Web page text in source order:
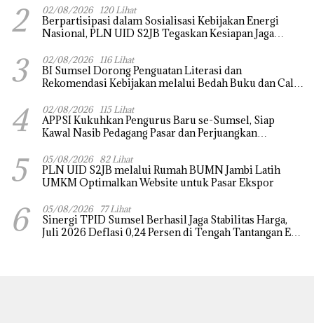
Inflasi
2 02/08/2026 120 Lihat
Berpartisipasi dalam Sosialisasi Kebijakan Energi
Nasional, PLN UID S2JB Tegaskan Kesiapan Jaga
3 02/08/2026 116 Lihat
BI Sumsel Dorong Penguatan Literasi dan
Rekomendasi Kebijakan melalui Bedah Buku dan Call
2026
4 02/08/2026 115 Lihat
APPSI Kukuhkan Pengurus Baru se-Sumsel, Siap
Kawal Nasib Pedagang Pasar dan Perjuangkan
5 05/08/2026 82 Lihat
PLN UID S2JB melalui Rumah BUMN Jambi Latih
UMKM Optimalkan Website untuk Pasar Ekspor
6 05/08/2026 77 Lihat
Sinergi TPID Sumsel Berhasil Jaga Stabilitas Harga,
Juli 2026 Deflasi 0,24 Persen di Tengah Tantangan El